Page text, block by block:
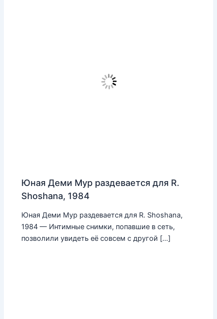
Юная Деми Мур раздевается для R.
Shoshana, 1984
Юная Деми Мур раздевается для R. Shoshana,
1984 — Интимные снимки, попавшие в сеть,
позволили увидеть её совсем с другой […]